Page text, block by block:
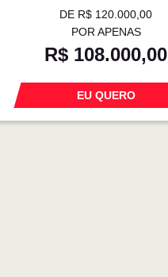
DE R$ 120.000,00
POR APENAS
R$ 108.000,00
EU QUERO